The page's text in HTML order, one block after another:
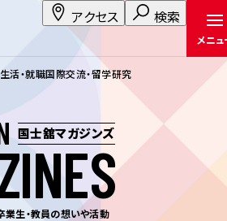
アクセス 検索
メニュ
活・就職国際交流・留学研究
国士舘マガジンズ
INES
業生・教員の想いや活動